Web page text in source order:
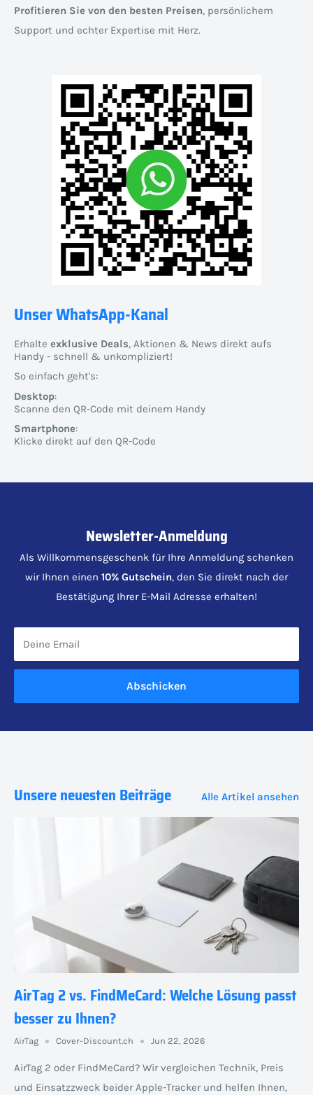
Profitieren Sie von den besten Preisen, persönlichem
Support und echter Expertise mit Herz.
Unser WhatsApp-Kanal
Erhalte exklusive Deals, Aktionen & News direkt aufs
Handy - schnell & unkompliziert!
So einfach geht's:
Desktop:
Scanne den QR-Code mit deinem Handy
Smartphone:
Klicke direkt auf den QR-Code
Newsletter-Anmeldung
Als Willkommensgeschenk für Ihre Anmeldung schenken
wir Ihnen einen 10% Gutschein, den Sie direkt nach der
Bestätigung Ihrer E-Mail Adresse erhalten!
Deine Email
Abschicken
Unsere neuesten Beiträge Alle Artikel ansehen
AirTag 2 vs. FindMeCard: Welche Lösung passt
besser zu Ihnen?
AirTag Cover-Discount.ch Jun 22, 2026
AirTag 2 oder FindMeCard? Wir vergleichen Technik, Preis
und Einsatzzweck beider Apple-Tracker und helfen Ihnen,